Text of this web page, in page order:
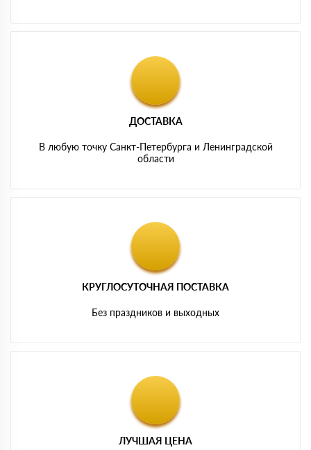
ДОСТАВКА
В любую точку Санкт-Петербурга и Ленинградской
области
КРУГЛОСУТОЧНАЯ ПОСТАВКА
Без праздников и выходных
ЛУЧШАЯ ЦЕНА